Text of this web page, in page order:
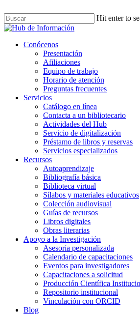
to
main
content
Hit enter to
Close
Menu
Conócenos
Presentación
Afiliaciones
Equipo de trabajo
Horario de atención
Preguntas frecuentes
Servicios
Catálogo en línea
Contacta a un bibliotecario
Actividades del Hub
Servicio de digitalización
Préstamo de libros y reservas
Servicios especializados
Recursos
Autoaprendizaje
Bibliografía básica
Biblioteca virtual
Sílabos y materiales educativos
Colección audiovisual
Guías de recursos
Libros digitales
Obras literarias
Apoyo a la Investigación
Asesoría personalizada
Calendario de capacitaciones
Eventos para investigadores
Capacitaciones a solicitud
Producción Científica
Repositorio institucional
Vinculación con ORCID
Blog